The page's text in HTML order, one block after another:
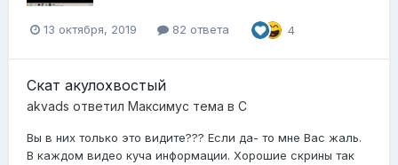
13 октября, 2019 82 ответа 4
Скат акулохвостый
akvads ответил Максимус тема в С
Вы в них только это видите??? Если да- то мне Вас жаль.
В каждом видео куча информации. Хорошие скрины так